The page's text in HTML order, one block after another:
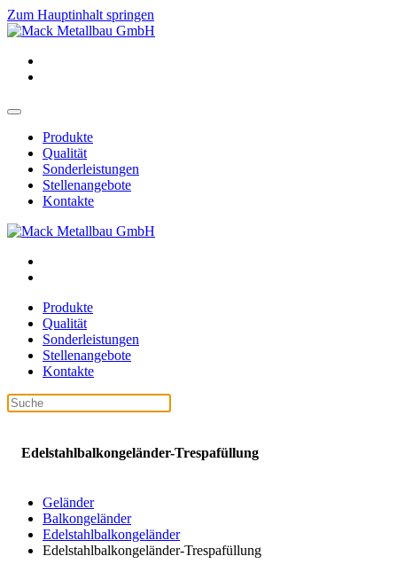
Zum Hauptinhalt springen
Produkte
Qualität
Sonderleistungen
Stellenangebote
Kontakte
Produkte
Qualität
Sonderleistungen
Stellenangebote
Kontakte
Edelstahlbalkongeländer-Trespafüllung
Geländer
Balkongeländer
Edelstahlbalkongeländer
Edelstahlbalkongeländer-Trespafüllung